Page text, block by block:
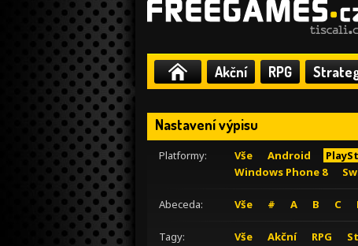
Akční RPG
Nastavení výpisu
Platformy: Vše Android
Windows Phone 8
Abeceda: Vše # A B C
Tagy: Vše Akční RPG